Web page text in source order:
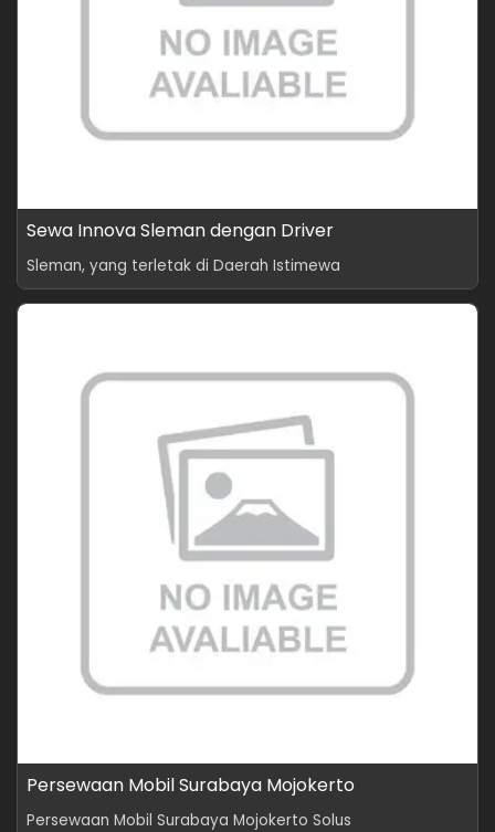
Sewa Innova Sleman dengan Driver
Sleman, yang terletak di Daerah Istimewa
Persewaan Mobil Surabaya Mojokerto
Persewaan Mobil Surabaya Mojokerto Solus